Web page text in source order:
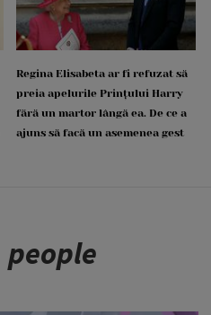
Regina Elisabeta ar fi refuzat să
preia apelurile Prințului Harry
fără un martor lângă ea. De ce a
ajuns să facă un asemenea gest
people